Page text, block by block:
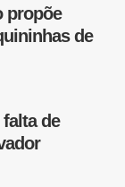
propõe
de
de